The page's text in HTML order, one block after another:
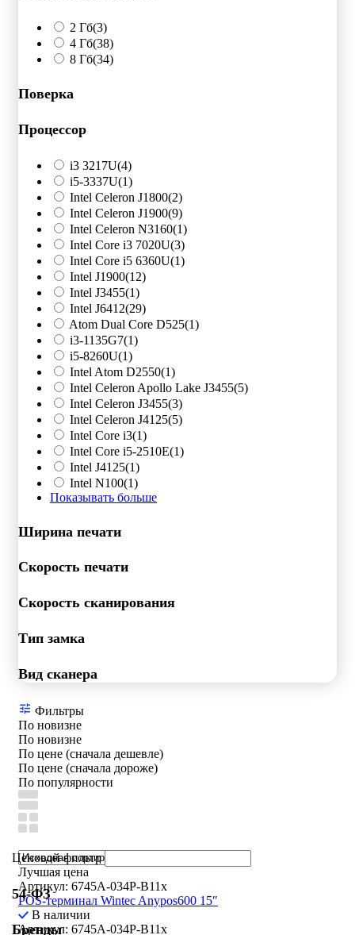
2 Гб(3)
4 Гб(38)
8 Гб(34)
Поверка
Процессор
i3 3217U(4)
i5-3337U(1)
Intel Celeron J1800(2)
Intel Celeron J1900(9)
Intel Celeron N3160(1)
Intel Core i3 7020U(3)
Intel Core i5 6360U(1)
Intel J1900(12)
Intel J3455(1)
Intel J6412(29)
Atom Dual Core D525(1)
i3-1135G7(1)
i5-8260U(1)
Intel Atom D2550(1)
Intel Celeron Apollo Lake J3455(5)
Intel Celeron J3455(3)
Intel Celeron J4125(5)
Intel Core i3(1)
Intel Core i5-2510E(1)
Intel J4125(1)
Intel N100(1)
Показывать больше
Ширина печати
Скорость печати
Скорость сканирования
Тип замка
Вид сканера
Фильтры
По новизне
По новизне
По цене (сначала дешевле)
По цене (сначала дороже)
По популярности
Ценовой фильтр
54-ФЗ
Бренды
Лучшая цена
Артикул: 6745A-034P-B11x
POS-терминал Wintec Anypos600 15″
В наличии
Артикул: 6745A-034P-B11x